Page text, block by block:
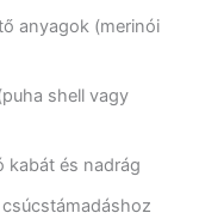
anyagok (merinói
shell vagy
kabát és nadrág